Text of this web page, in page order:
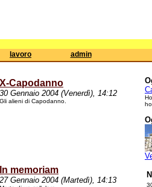
lavoro admin
X-Capodanno
30 Gennaio 2004 (Venerdì), 14:12
Gli alieni di Capodanno.
In memoriam
27 Gennaio 2004 (Martedì), 14:13